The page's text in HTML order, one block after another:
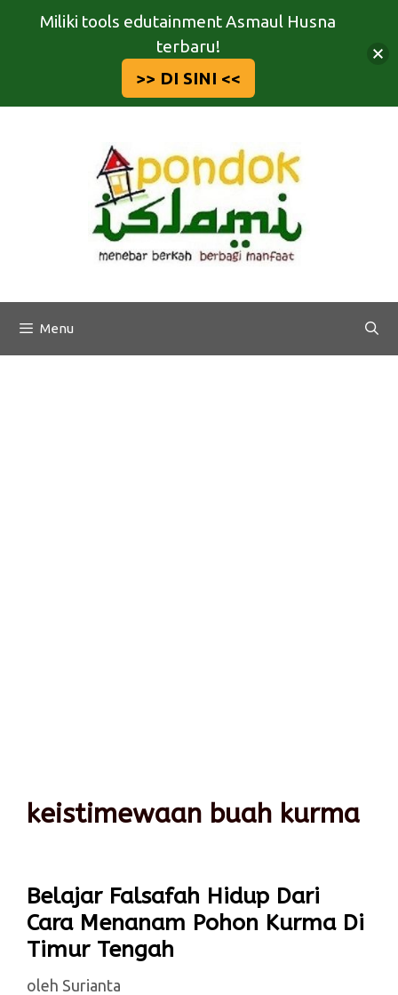
Menu
keistimewaan buah kurma
Belajar Falsafah Hidup Dari
Cara Menanam Pohon Kurma Di
Timur Tengah
oleh Surianta
Miliki tools edutainment Asmaul Husna
terbaru!
>> DI SINI <<